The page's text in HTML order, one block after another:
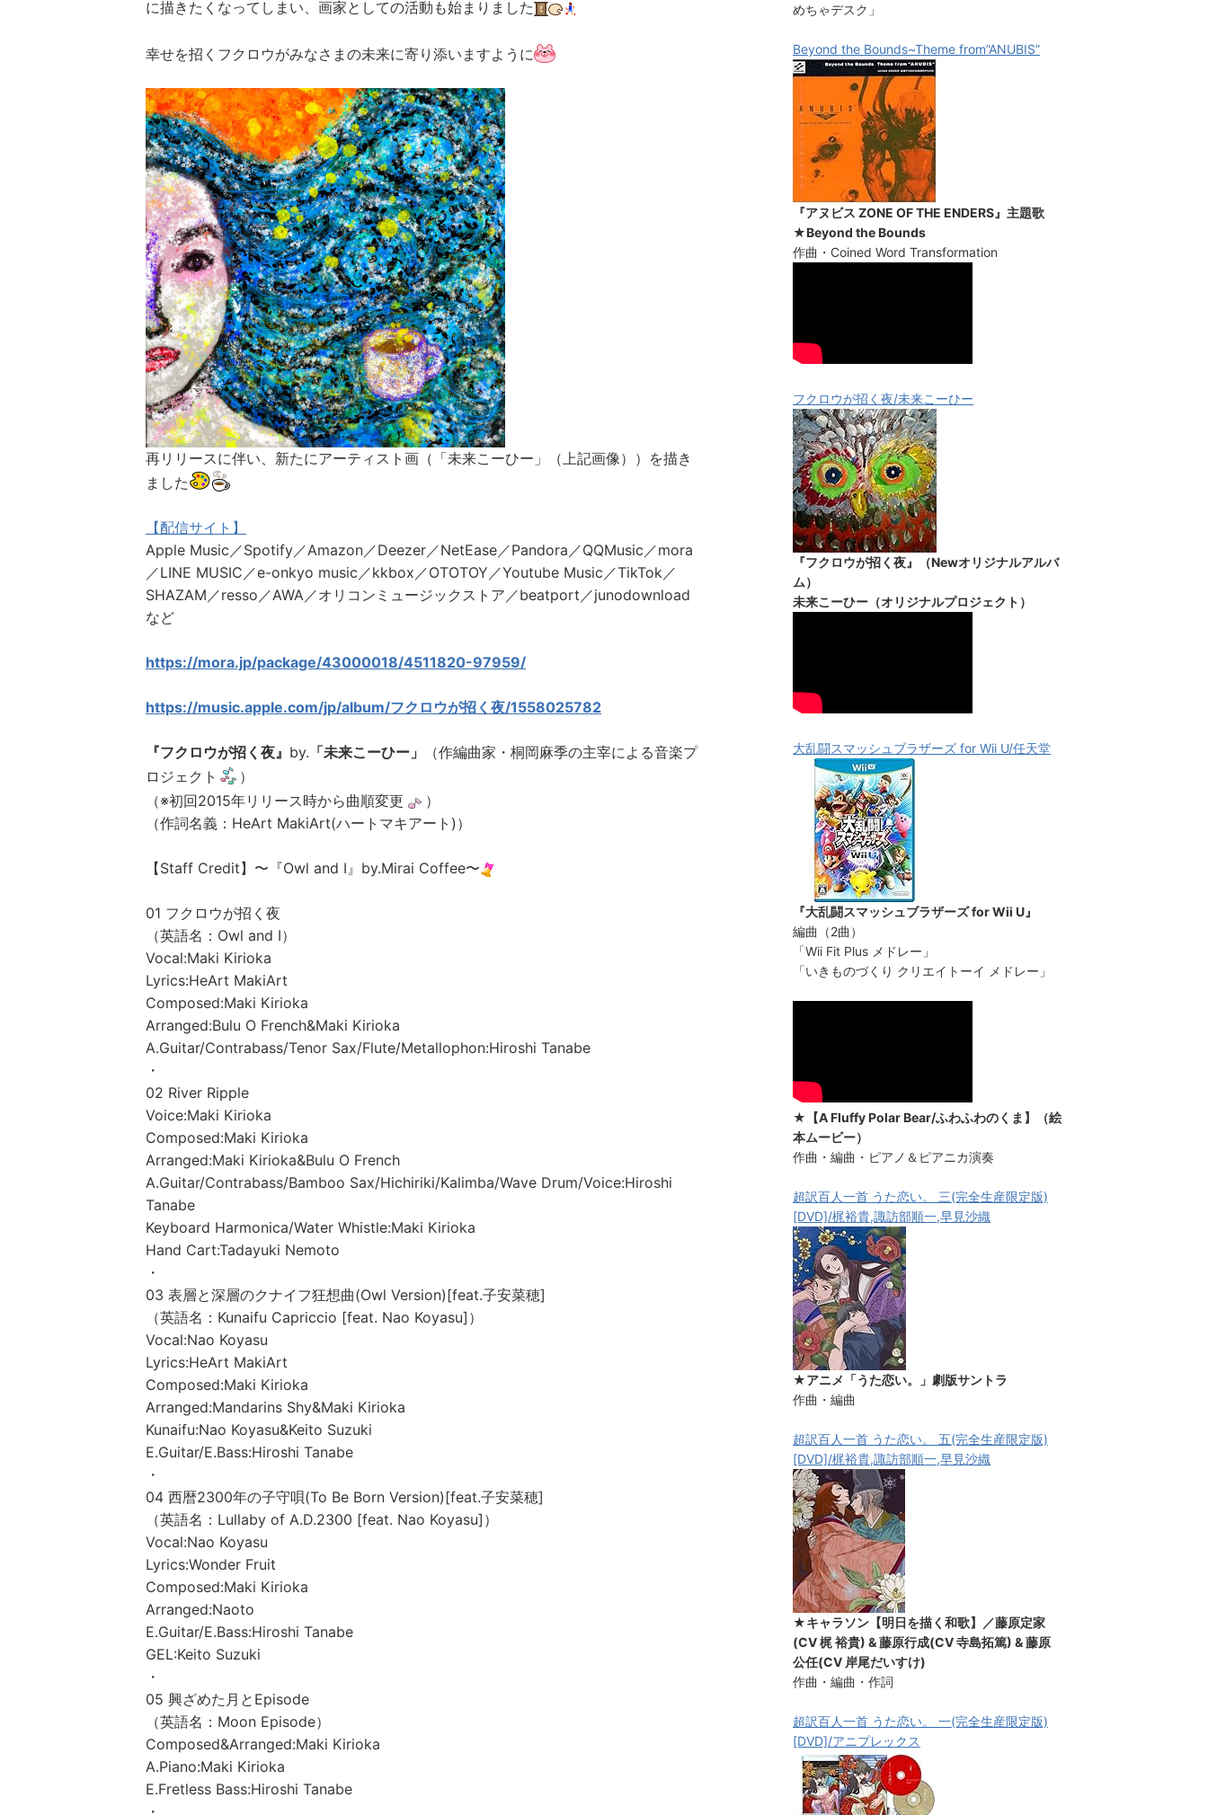
に描きたくなってしまい、画家としての活動も始まりました
幸せを招くフクロウがみなさまの未来に寄り添いますように
再リリースに伴い、新たにアーティスト画（「未来こーひー」（上記画像））を描き
ました
【配信サイト】
Apple Music／Spotify／Amazon／Deezer／NetEase／Pandora／QQMusic／mora
／LINE MUSIC／e-onkyo music／kkbox／OTOTOY／Youtube Music／TikTok／
SHAZAM／resso／AWA／オリコンミュージックストア／beatport／junodownload
など
https://mora.jp/package/43000018/4511820-97959/
https://music.apple.com/jp/album/フクロウが招く夜/1558025782
『フクロウが招く夜』 by. 「未来こーひー」
（作編曲家・桐岡麻季の主宰による音楽プ
ロジェクト
）
（※初回2015年リリース時から曲順変更
）
（作詞名義：HeArt MakiArt(ハートマキアート)）
【Staff Credit】〜『Owl and I』by.Mirai Coffee〜
01 フクロウが招く夜
（英語名：Owl and I）
Vocal:Maki Kirioka
Lyrics:HeArt MakiArt
Composed:Maki Kirioka
Arranged:Bulu O French&Maki Kirioka
A.Guitar/Contrabass/Tenor Sax/Flute/Metallophon:Hiroshi Tanabe
・
02 River Ripple
Voice:Maki Kirioka
Composed:Maki Kirioka
Arranged:Maki Kirioka&Bulu O French
A.Guitar/Contrabass/Bamboo Sax/Hichiriki/Kalimba/Wave Drum/Voice:Hiroshi
Tanabe
Keyboard Harmonica/Water Whistle:Maki Kirioka
Hand Cart:Tadayuki Nemoto
・
03 表層と深層のクナイフ狂想曲(Owl Version)[feat.子安菜穂]
（英語名：Kunaifu Capriccio [feat. Nao Koyasu]）
Vocal:Nao Koyasu
Lyrics:HeArt MakiArt
Composed:Maki Kirioka
Arranged:Mandarins Shy&Maki Kirioka
Kunaifu:Nao Koyasu&Keito Suzuki
E.Guitar/E.Bass:Hiroshi Tanabe
・
04 西暦2300年の子守唄(To Be Born Version)[feat.子安菜穂]
（英語名：Lullaby of A.D.2300 [feat. Nao Koyasu]）
Vocal:Nao Koyasu
Lyrics:Wonder Fruit
Composed:Maki Kirioka
Arranged:Naoto
E.Guitar/E.Bass:Hiroshi Tanabe
GEL:Keito Suzuki
・
05 興ざめた月とEpisode
（英語名：Moon Episode）
Composed&Arranged:Maki Kirioka
A.Piano:Maki Kirioka
E.Fretless Bass:Hiroshi Tanabe
・
めちゃデスク」
Beyond the Bounds~Theme from”ANUBIS”
『アヌビス ZONE OF THE ENDERS』主題歌
★Beyond the Bounds
作曲・Coined Word Transformation
フクロウが招く夜/未来こーひー
『フクロウが招く夜』（Newオリジナルアルバ
ム）
未来こーひー（オリジナルプロジェクト）
大乱闘スマッシュブラザーズ for Wii U/任天堂
『大乱闘スマッシュブラザーズ for Wii U』
編曲（2曲）
「Wii Fit Plus メドレー」
「いきものづくり クリエイトーイ メドレー」
★【A Fluffy Polar Bear/ふわふわのくま】（絵
本ムービー）
作曲・編曲・ピアノ＆ピアニカ演奏
超訳百人一首 うた恋い。 三(完全生産限定版)
[DVD]/梶裕貴,諏訪部順一,早見沙織
★アニメ「うた恋い。」劇版サントラ
作曲・編曲
超訳百人一首 うた恋い。 五(完全生産限定版)
[DVD]/梶裕貴,諏訪部順一,早見沙織
★キャラソン【明日を描く和歌】／藤原定家
(CV 梶 裕貴) & 藤原行成(CV 寺島拓篤) & 藤原
公任(CV 岸尾だいすけ)
作曲・編曲・作詞
超訳百人一首 うた恋い。 一(完全生産限定版)
[DVD]/アニプレックス